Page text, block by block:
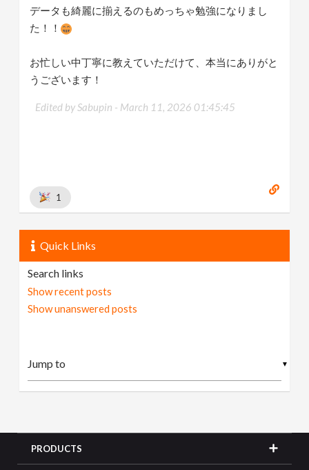
データも綺麗に揃えるのもめっちゃ勉強になりまし
た！！
お忙しい中丁寧に教えていただけて、本当にありがと
うございます！
Edited by Sabupin - March 11, 2026 01:45:45
1
Quick Links
Search links
Show recent posts
Show unanswered posts
▼
PRODUCTS